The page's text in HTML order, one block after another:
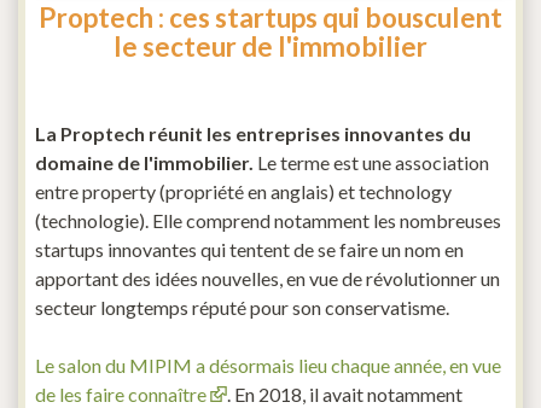
Proptech : ces startups qui bousculent
le secteur de l'immobilier
La Proptech réunit les entreprises innovantes du
domaine de l'immobilier. Le terme est une association
entre property (propriété en anglais) et technology
(technologie). Elle comprend notamment les nombreuses
startups innovantes qui tentent de se faire un nom en
apportant des idées nouvelles, en vue de révolutionner un
secteur longtemps réputé pour son conservatisme.
Le salon du MIPIM a désormais lieu chaque année, en vue
de les faire connaître
. En 2018, il avait notamment